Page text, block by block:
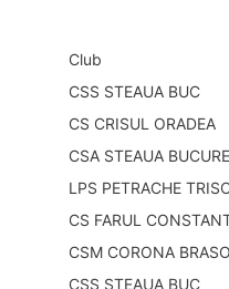
Club
CSS STEAUA BUC
CS CRISUL ORADEA
CSA STEAUA
LPS PETRACHE
CS FARUL
CSM CORONA
CSS STEAUA BUC